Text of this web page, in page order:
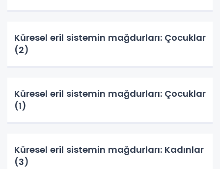
Küresel eril sistemin mağdurları: Çocuklar
(2)
Küresel eril sistemin mağdurları: Çocuklar
(1)
Küresel eril sistemin mağdurları: Kadınlar
(3)